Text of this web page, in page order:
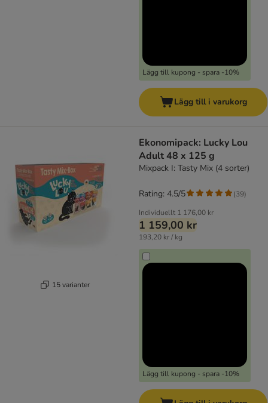
Lägg till kupong - spara -10%
Lägg till i varukorg
15 varianter
Ekonomipack: Lucky Lou
Adult 48 x 125 g
Mixpack I: Tasty Mix (4 sorter)
Individuellt 1 176,00 kr
1 159,00 kr
193,20 kr / kg
Lägg till kupong - spara -10%
Rating: 4.5/5 (39)